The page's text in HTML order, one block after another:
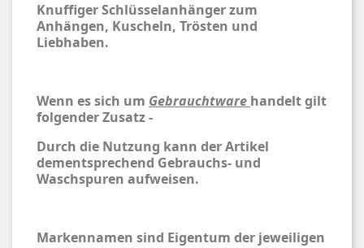
Knuffiger Schlüsselanhänger zum
Anhängen, Kuscheln, Trösten und
Liebhaben.
Wenn es sich um Gebrauchtware handelt gilt
folgender Zusatz -
Durch die Nutzung kann der Artikel
dementsprechend Gebrauchs- und
Waschspuren aufweisen.
Markennamen sind Eigentum der jeweiligen